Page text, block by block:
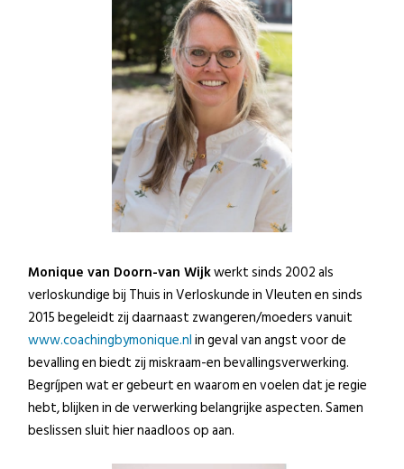
Monique van Doorn-van Wijkwerkt sinds 2002 als
verloskundige bij Thuis in Verloskunde in Vleuten en sinds
2015 begeleidt zij daarnaast zwangeren/moeders vanuit
www.coachingbymonique.nlin geval van angst voor de
bevalling en biedt zij miskraam-en bevallingsverwerking.
Begríjpen wat er gebeurt en waarom en voelen dat je regie
hebt, blijken in de verwerking belangrijke aspecten. Samen
beslissen sluit hier naadloos op aan.